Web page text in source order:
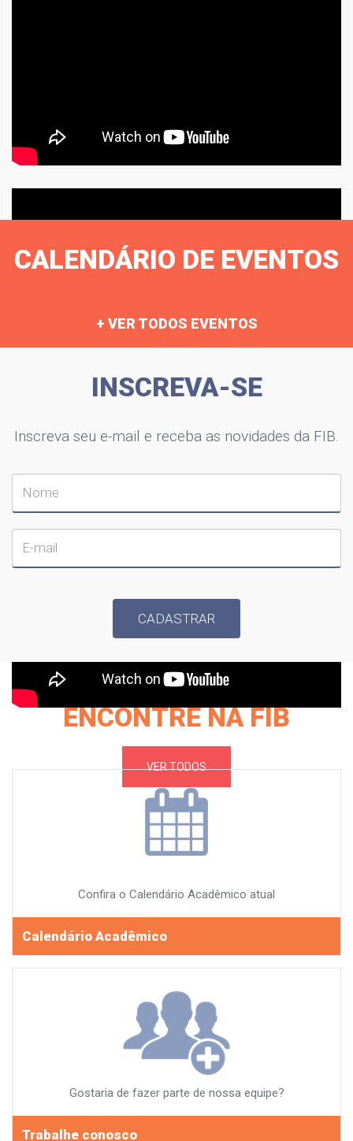
VER TODOS
CALENDÁRIO DE EVENTOS
+ VER TODOS EVENTOS
INSCREVA-SE
Inscreva seu e-mail e receba as novidades da FIB.
CADASTRAR
ENCONTRE NA FIB
Confira o Calendário Acadêmico atual
Calendário Acadêmico
Gostaria de fazer parte de nossa equipe?
Trabalhe conosco